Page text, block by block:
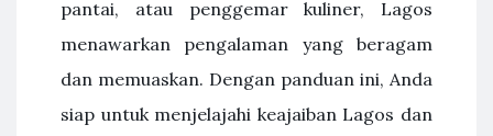
pantai, atau penggemar kuliner, Lagos
menawarkan pengalaman yang beragam
dan memuaskan. Dengan panduan ini, Anda
siap untuk menjelajahi keajaiban Lagos dan